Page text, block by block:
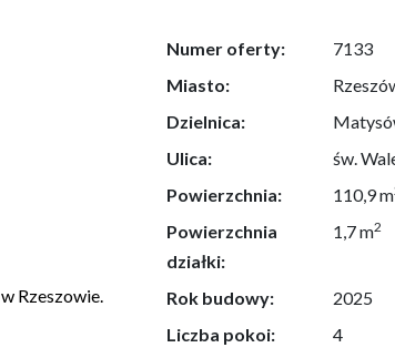
Rzeszowie.
Numer oferty:
7133
Miasto:
Dzielnica:
Ulica:
św.
Powierzchnia:
110,9 m
Powierzchnia
działki:
1,7 m2
Rok budowy:
2025
Liczba pokoi:
4